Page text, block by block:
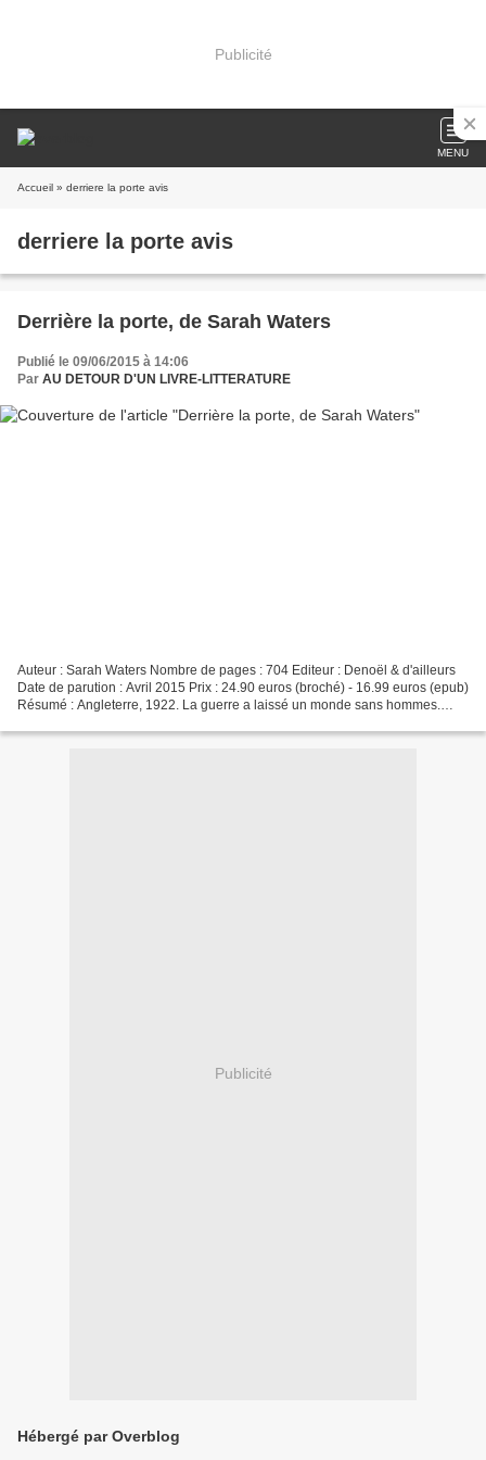
Publicité
MENU
Accueil » derriere la porte avis
derriere la porte avis
Derrière la porte, de Sarah Waters
Publié le 09/06/2015 à 14:06
Par AU DETOUR D'UN LIVRE-LITTERATURE
Auteur : Sarah Waters Nombre de pages : 704 Editeur : Denoël & d'ailleurs
Date de parution : Avril 2015 Prix : 24.90 euros (broché) - 16.99 euros (epub)
Résumé : Angleterre, 1922. La guerre a laissé un monde sans hommes.
Publicité
Hébergé par Overblog